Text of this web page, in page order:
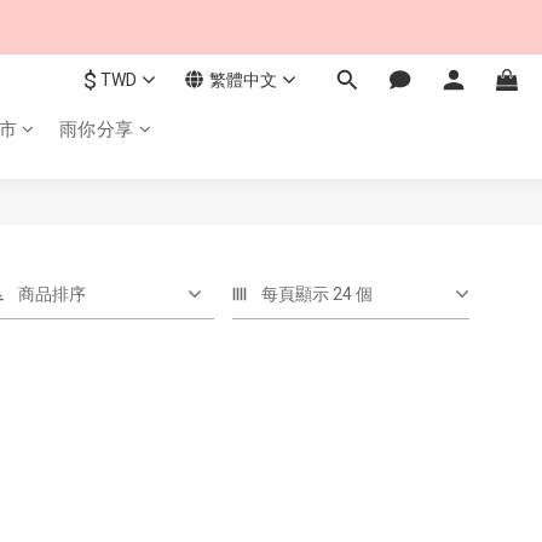
$ TWD 繁體中文
雨你分享
商品排序 每頁顯示 24 個